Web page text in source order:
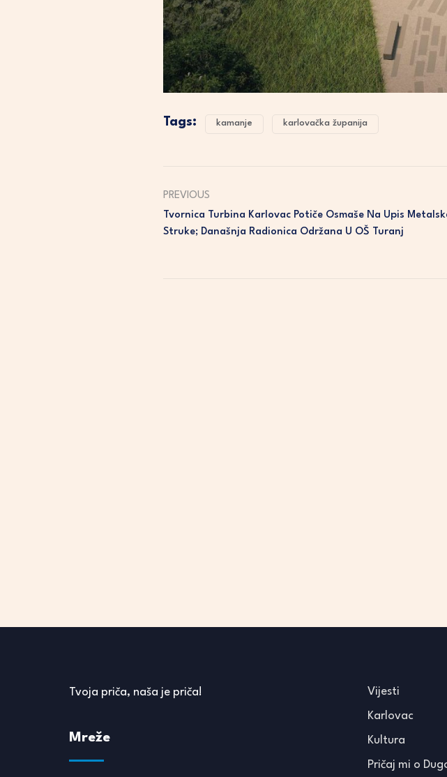
Tags: kamanje karlovačka županija
PREVIOUS
Tvornica Turbina Karlovac Potiče Osmaše Na Upis
Struke; Današnja Radionica Održana U OŠ Turanj
Tvoja priča, naša je priča!
Mreže
Vijesti
Karlovac
Kultura
Pričaj mi o